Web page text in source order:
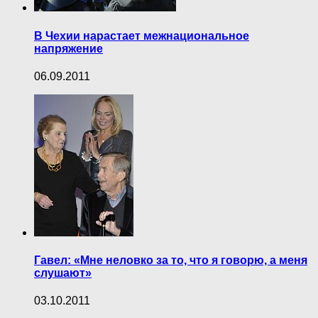
В Чехии нарастает межнациональное
напряжение
06.09.2011
Гавел: «Мне неловко за то, что я говорю, а меня
слушают»
03.10.2011